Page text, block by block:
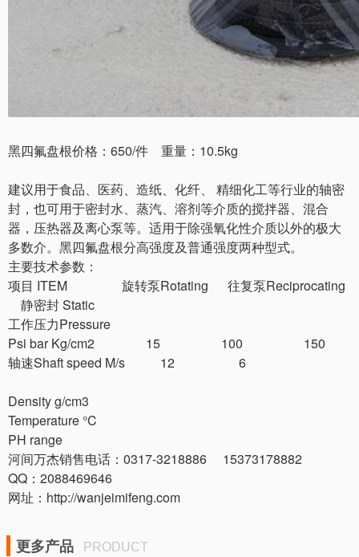
黑四氟盘根价格：650/件 重量：10.5kg
建议用于食品、医药、造纸、化纤、 精细化工等行业的轴密
封，也可用于密封水、蒸汽、溶剂等介质的搅拌器、混合
器，压热器及离心泵等。适用于除强氧化性介质以外的极大
多数介。黑四氟盘根分高强度及普通强度两种型式。
主要技术参数：
项目 ITEM 旋转泵Rotating 往复泵Reciprocating
静密封 Static
工作压力Pressure
Psi bar Kg/cm2 15 100 150
轴速Shaft speed M/s 12 6
Density g/cm3
Temperature °C
PH range
河间万杰销售电话：0317-3218886 15373178882
QQ：2088469646
网址：http://wanjeimifeng.com
更多产品 PRODUCT